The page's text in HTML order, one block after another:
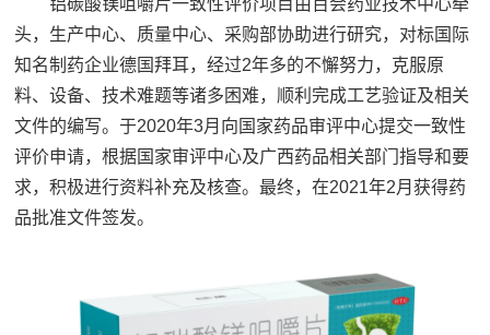
铝碳酸镁咀嚼片一致性评价项目由百会药业技术中心牵
头，生产中心、质量中心、采购部协助进行研究，对标国际
知名制药企业德国拜耳，经过2年多的不懈努力，克服原
料、设备、技术难题等诸多困难，顺利完成工艺验证及相关
文件的编写。于2020年3月向国家药品审评中心提交一致性
评价申请，根据国家审评中心及广西药品相关部门指导和要
求，积极进行资料补充及核查。最终，在2021年2月获得药
品批准文件签发。